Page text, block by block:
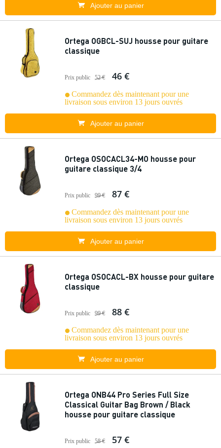
Ajouter au panier
Ortega OGBCL-SUJ housse pour guitare
classique
Prix public 52 € 46 €
Commandez dès maintenant pour une
livraison sous environ 13 jours ouvrés
Ajouter au panier
Ortega OSOCACL34-MO housse pour
guitare classique 3/4
Prix public 99 € 87 €
Commandez dès maintenant pour une
livraison sous environ 13 jours ouvrés
Ajouter au panier
Ortega OSOCACL-BX housse pour guitare
classique
Prix public 99 € 88 €
Commandez dès maintenant pour une
livraison sous environ 13 jours ouvrés
Ajouter au panier
Ortega ONB44 Pro Series Full Size
Classical Guitar Bag Brown / Black
housse pour guitare classique
Prix public 58 € 57 €